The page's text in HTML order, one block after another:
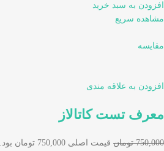
افزودن به سبد خرید
مشاهده سریع
مقایسه
افزودن به علاقه مندی
معرف تست کاتالاز
750,000 تومان قیمت اصلی 750,000 تومان بود.